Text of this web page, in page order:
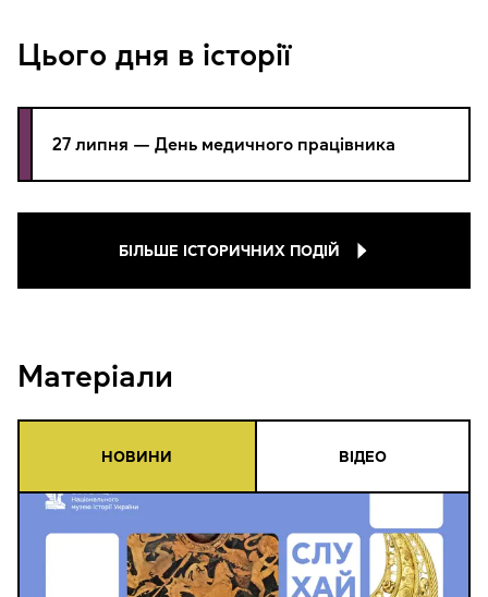
Цього дня в історії
27 липня — День медичного працівника
БІЛЬШЕ ІСТОРИЧНИХ ПОДІЙ
Матеріали
НОВИНИ ВІДЕО